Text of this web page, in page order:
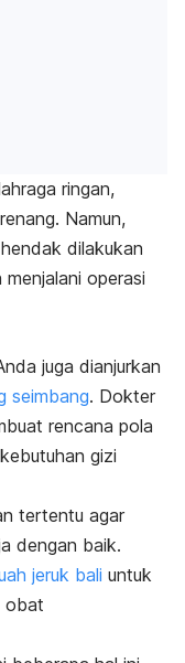
ringan,
Namun,
dilakukan
operasi
juga dianjurkan
seimbang. Dokter
rencana pola
gizi
tertentu agar
dengan baik.
jeruk bali untuk
obat